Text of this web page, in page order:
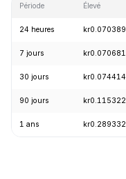
Période Élevé
24 heures kr0.070389
7 jours kr0.070681
30 jours kr0.074414
90 jours kr0.115322
1 ans kr0.289332